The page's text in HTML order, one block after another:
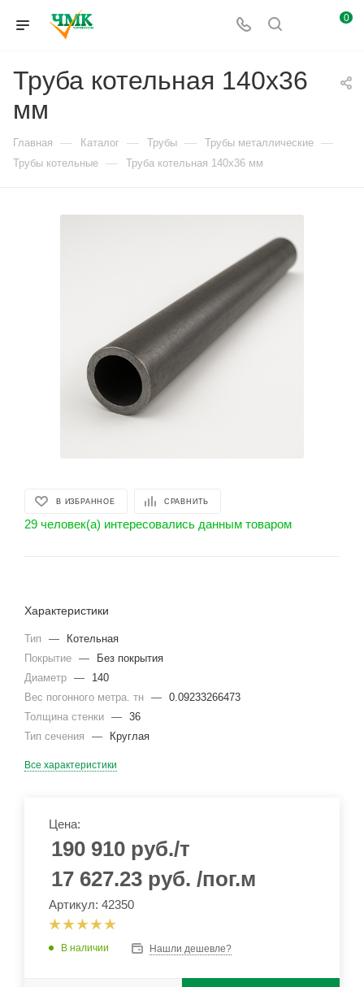
0
Труба котельная 140x36
мм
Главная — Каталог — Трубы — Трубы металлические —
Трубы котельные — Труба котельная 140x36 мм
В ИЗБРАННОЕ СРАВНИТЬ
29 человек(а) интересовались данным товаром
Характеристики
Тип —
Котельная
Покрытие —
Без покрытия
Диаметр —
140
Вес погонного метра. тн — 0.09233266473
Толщина стенки — 36
Тип сечения
— Круглая
Все характеристики
Цена:
190 910 руб./т
17 627.23 руб. /пог.м
Артикул: 42350
В наличии Нашли дешевле?